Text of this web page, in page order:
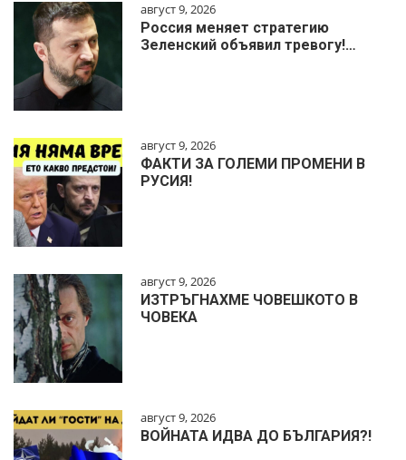
август 9, 2026
Россия меняет стратегию
Зеленский объявил тревогу!…
август 9, 2026
ФАКТИ ЗА ГОЛЕМИ ПРОМЕНИ В
РУСИЯ!
август 9, 2026
ИЗТРЪГНАХМЕ ЧОВЕШКОТО В
ЧОВЕКА
август 9, 2026
ВОЙНАТА ИДВА ДО БЪЛГАРИЯ?!